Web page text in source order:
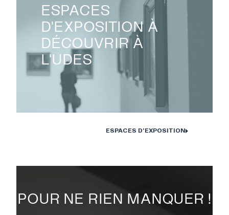
ESPACES
D'EXPOSITION À
DÉCOUVRIR À
L'UDES
ESPACES D'EXPOSITION
POUR NE RIEN MANQUER !